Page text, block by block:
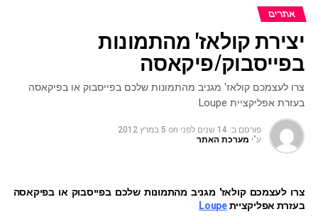
אתרים
יצירת קולאז' מהתמונות
בפייסבוק/פיקאסה
צרו לעצמכם קולאז' מגניב מהתמונות שלכם בפייסבוק או בפיקאסה
בעזרת אפליקציית Loupe
פורסם ב: 14 שנים לפני on 5 במרץ 2012
ע"י מערכת האתר
צרו לעצמכם קולאז' מגניב מהתמונות שלכם בפייסבוק או בפיקאסה
בעזרת אפליקצייתLoupe